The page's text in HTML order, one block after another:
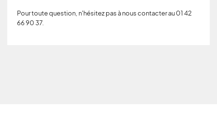
Pour toute question, n'hésitez pas à nous contacter au 01 42
66 90 37.